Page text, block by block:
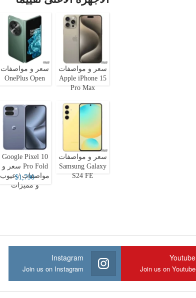
سعر و مواصفات
Apple iPhone 15
Pro Max
سعر و مواصفات
OnePlus Open
سعر و مواصفات
Samsung Galaxy
S24 FE
Google Pixel 10
Pro Fold سعر و
مواصفات / عيوب
و مميزات
$1,790
Youtube
Join us on Youtube
Instagram
Join us on Instagram